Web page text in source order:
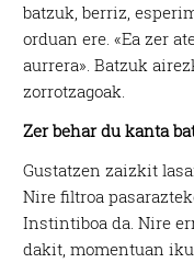
batzuk, berriz,
orduan ere. «Ea zer
aurrera». Batzuk
zorrotzagoak.
Zer behar du kanta
Gustatzen zaizkit
Nire filtroa
Instintiboa da. Nire
dakit, momentuan